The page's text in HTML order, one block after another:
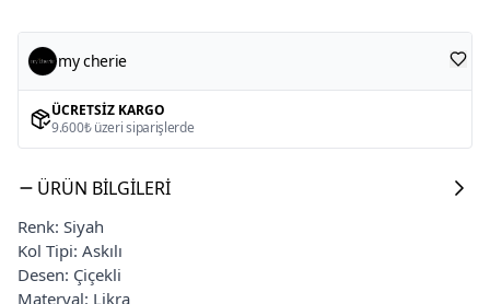
my cherie
ÜCRETSIZ KARGO
9.600₺ üzeri siparişlerde
ÜRÜN BILGILERI
Renk: Siyah
Kol Tipi: Askılı
Desen: Çiçekli
Materyal: Likra